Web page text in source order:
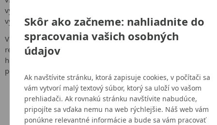
Skôr ako začneme: nahliadnite do
spracovania vašich osobných
údajov
Ak navštívite stránku, ktorá zapisuje cookies, v počítači sa
vám vytvorí malý textový súbor, ktorý sa uloží vo vašom
prehliadači. Ak rovnakú stránku navštívite nabudúce,
pripojíte sa vďaka nemu na web rýchlejšie. Náš web vám
ponúkne relevantné informácie a bude sa vám pracovať
využití, o pozitívach, ale i negatívach jednotlivých spôsobov
výroby elektriny.
Vlastníkom akcií Slovenských elektrární sú Slovenská
republika s podielom 34% (v mene štátu koná Ministerstvo
hospodárstva Slovenskej republiky) a spoločnosť Enel SpA s
podielom 66%.